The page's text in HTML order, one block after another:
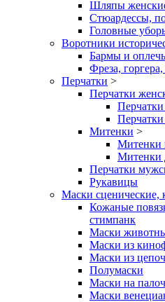
Шляпы
Стюардессы,
Головные
Воротники
Бармы и
Фреза,
Перчатки >
Перчатки
Перчатки
Митенки >
Митенки
Митенки
Перчатки
Рукавицы
Маски сценические,
Кожаные
стимпанк
Маски
Маски из
Маски из
Полумаски
Маски на
Маски